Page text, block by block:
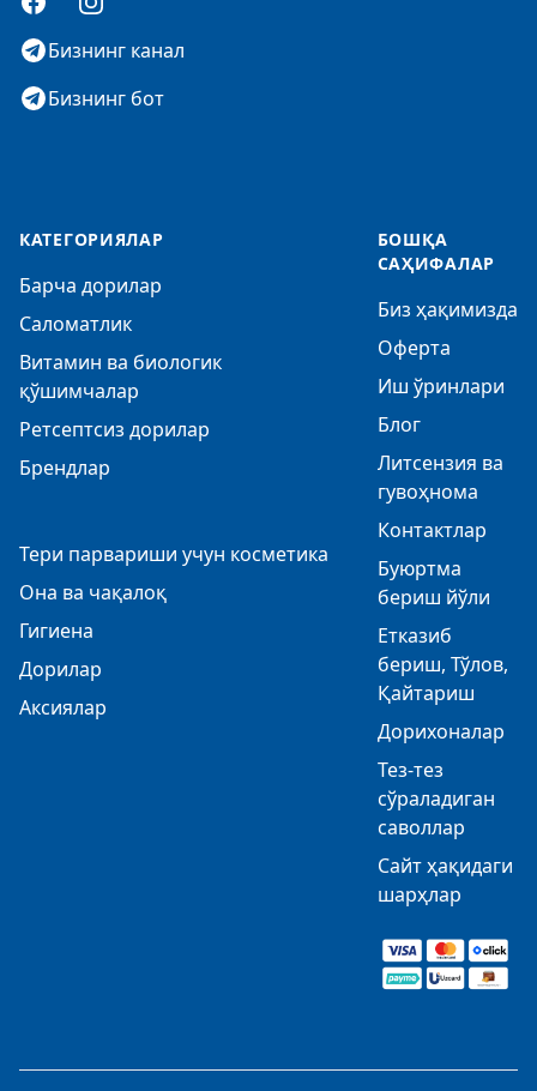
Бизнинг канал
Бизнинг бот
КАТЕГОРИЯЛАР
Барча дорилар
Саломатлик
Витамин ва биологик
қўшимчалар
Ретсептсиз дорилар
Брендлар
Тери парвариши учун косметика
Она ва чақалоқ
Гигиена
Дорилар
Аксиялар
БОШҚА
САҲИФАЛАР
Биз ҳақимизда
Оферта
Иш ўринлари
Блог
Литсензия ва
гувоҳнома
Контактлар
Буюртма
бериш йўли
Етказиб
бериш, Тўлов,
Қайтариш
Дорихоналар
Тез-тез
сўраладиган
саволлар
Сайт ҳақидаги
шарҳлар